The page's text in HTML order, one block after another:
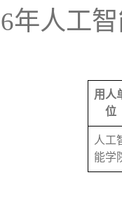
6年人工
用人
位
人工
能学